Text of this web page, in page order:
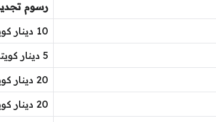
رسوم
10 دينار كويتي
5 دينار كويتي
20 دينار كويتي
20 دينار كويتي